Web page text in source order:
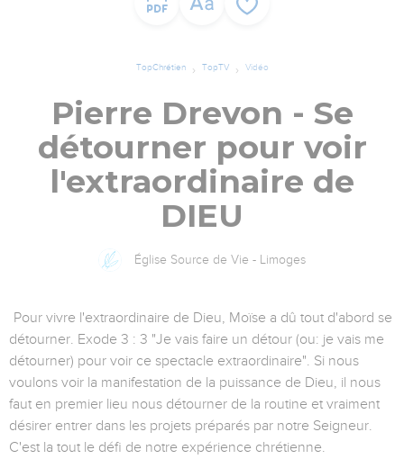
TopChrétien TopTV Vidéo
Pierre Drevon - Se
détourner pour voir
l'extraordinaire de
DIEU
Église Source de Vie - Limoges
Pour vivre l'extraordinaire de Dieu, Moïse a dû tout d'abord se
détourner. Exode 3 : 3 "Je vais faire un détour (ou: je vais me
détourner) pour voir ce spectacle extraordinaire". Si nous
voulons voir la manifestation de la puissance de Dieu, il nous
faut en premier lieu nous détourner de la routine et vraiment
désirer entrer dans les projets préparés par notre Seigneur.
C'est la tout le défi de notre expérience chrétienne.